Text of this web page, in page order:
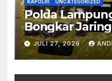
KAPOLRI UNCATEGORIZED
Polda
Bongkar
Medan–Bali, 6
Digagalkan
JULI 27, 2026